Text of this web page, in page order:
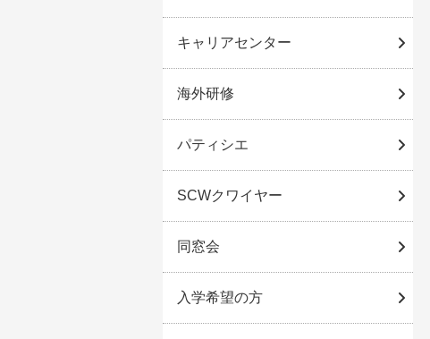
キャリアセンター
海外研修
パティシエ
SCWクワイヤー
同窓会
入学希望の方